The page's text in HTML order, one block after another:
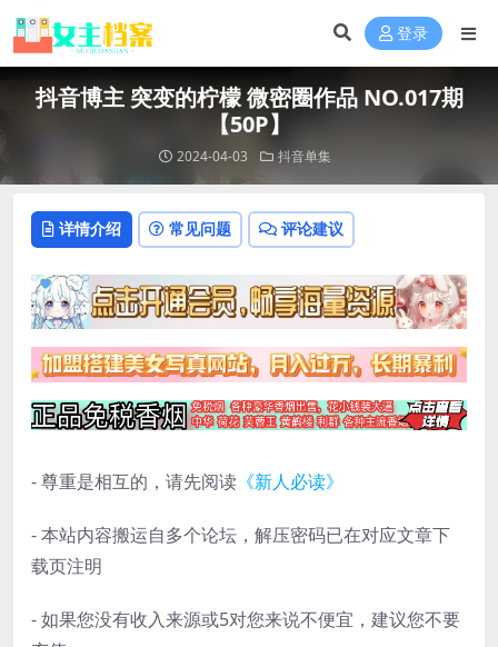
登录
抖音博主 突变的柠檬 微密圈作品 NO.017期
【50P】
2024-04-03 抖音单集
详情介绍 常见问题 评论建议
- 尊重是相互的，请先阅读 《新人必读》
- 本站内容搬运自多个论坛，解压密码已在对应文章下
载页注明
- 如果您没有收入来源或5对您来说不便宜，建议您不要